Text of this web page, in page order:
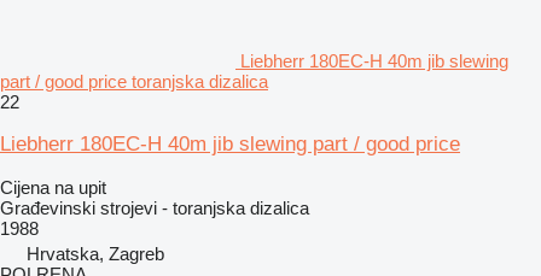
Liebherr 180EC-H 40m jib slewing
part / good price toranjska dizalica
22
Liebherr 180EC-H 40m jib slewing part / good price
Cijena na upit
Građevinski strojevi - toranjska dizalica
1988
Hrvatska, Zagreb